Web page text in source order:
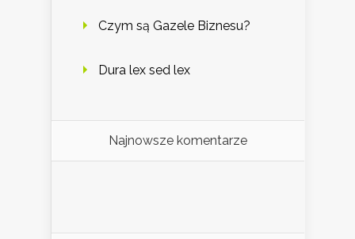
Czym są Gazele Biznesu?
Dura lex sed lex
Najnowsze komentarze